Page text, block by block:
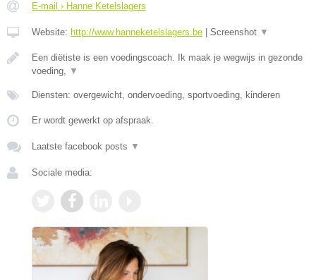
E-mail › Hanne Ketelslagers
Website: http://www.hanneketelslagers.be Screenshot ▼
Een diëtiste is een voedingscoach. Ik maak je wegwijs in gezonde
voeding, ▼
Diensten: overgewicht, ondervoeding, sportvoeding, kinderen
Er wordt gewerkt op afspraak.
Laatste facebook posts ▼
Sociale media: